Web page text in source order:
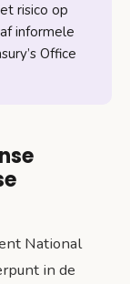
risico op
informele
Office
National
in de